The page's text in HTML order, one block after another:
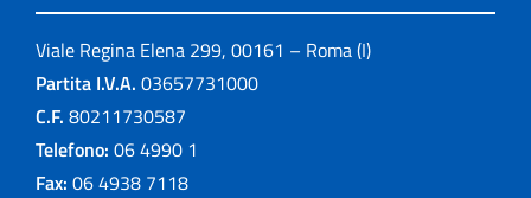
Viale Regina Elena 299, 00161 – Roma (I)
Partita I.V.A. 03657731000
C.F. 80211730587
Telefono: 06 4990 1
Fax: 06 4938 7118